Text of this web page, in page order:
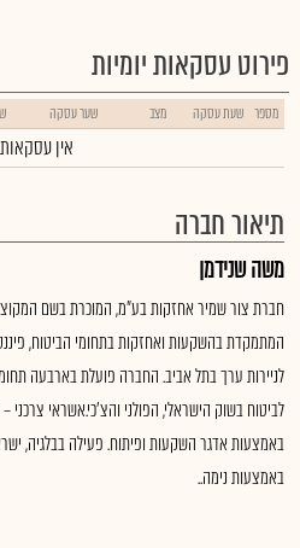
פירוט עסקאות יומיות
מספר שעת עסקה מצב שער עסקה
אין עסקאות
תיאור חברה
משה שנידמן
חברת צור שמיר אחזקות בע"מ, המוכרת בשם
המתמקדת בהשקעות ואחזקות בתחומי הביטוח,
לניירות ערך בתל אביב. החברה פועלת בארבעה
לביטוח בשוק הישראלי, הפולני והצ'כי.אשראי צרכני
באמצעות אדגר השקעות ופיתוח. פעילה בבלגיה,
באמצעות נימה..